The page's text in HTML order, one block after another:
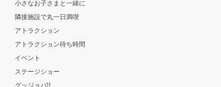
小さなお子さまと一緒に
隣接施設で丸一日満喫
アトラクション
アトラクション待ち時間
イベント
ステージショー
グッジョバ!!